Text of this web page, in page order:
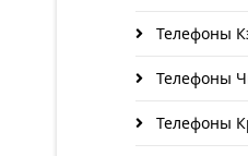
Телефоны
Телефоны
Телефоны